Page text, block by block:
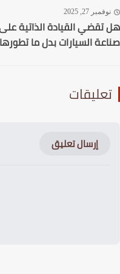
27, 2025
القيادة الذاتية على
السيارات بدل ما تطورها؟
إرسال تعليق